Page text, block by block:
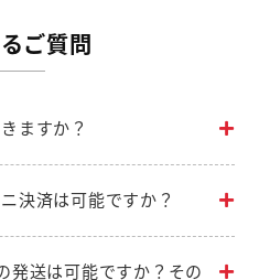
ご質問
ますか？
決済は可能ですか？
発送は可能ですか？その